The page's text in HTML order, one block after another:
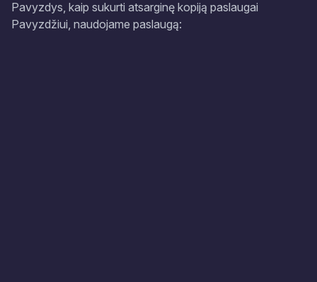
Pavyzdys, kaip sukurti atsarginę kopiją paslaugai
Pavyzdžiui, naudojame paslaugą: